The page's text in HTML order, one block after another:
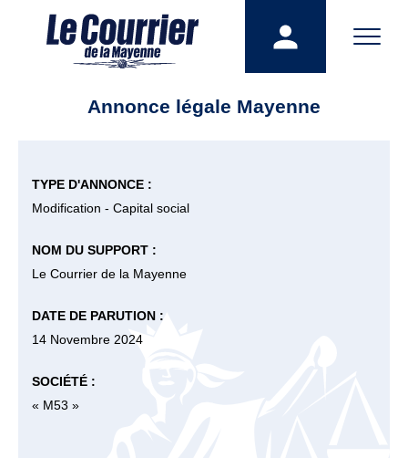
Annonce légale Mayenne
TYPE D'ANNONCE :
Modification - Capital social
NOM DU SUPPORT :
Le Courrier de la Mayenne
DATE DE PARUTION :
14 Novembre 2024
SOCIÉTÉ :
« M53 »